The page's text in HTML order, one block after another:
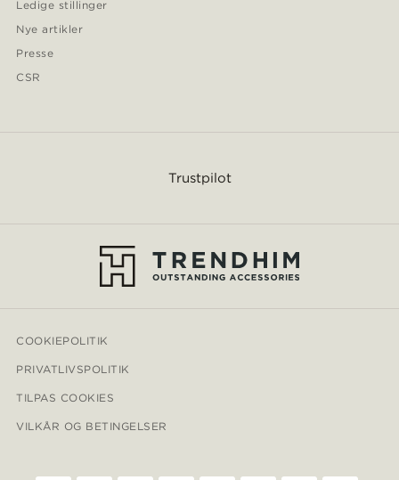
Ledige stillinger
Nye artikler
Presse
CSR
Trustpilot
COOKIEPOLITIK
PRIVATLIVSPOLITIK
TILPAS COOKIES
VILKÅR OG BETINGELSER